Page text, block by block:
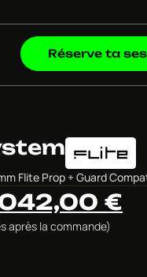
Réserve ta
Flite Prop + Guard
€
après la commande)